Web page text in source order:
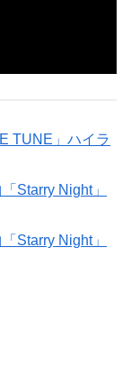
TUNE」ハイラ
Starry Night」
Starry Night」